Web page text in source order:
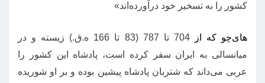
کشور را به تسخیر خود درآورده‌اند»
های‌چو که از704 تا 787 (83 تا 166 ه.ق.) زیسته و در
میانسالی به ایران سفر کرده است، پادشاه این کشور را
عربی می‌داند که شتربان پادشاه پیشین بوده و بر او شوریده